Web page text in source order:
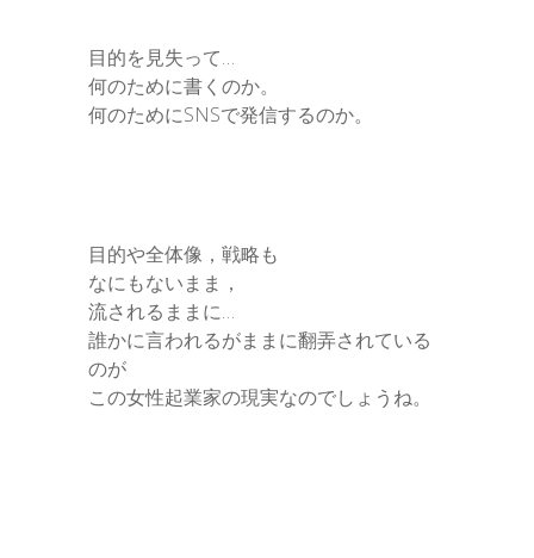
目的を見失って…
何のために書くのか。
何のためにSNSで発信するのか。
目的や全体像，戦略も
なにもないまま，
流されるままに…
誰かに言われるがままに翻弄されている
のが
この女性起業家の現実なのでしょうね。